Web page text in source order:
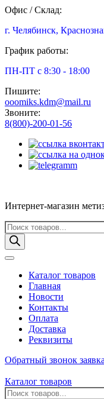
Офис / Склад:
г. Челябинск,
График работы:
ПН-ПТ с 8:30 - 18:00
Пишите:
ooomiks.kdm@mail.ru
Звоните:
8(800)-200-01-56
Интернет-магазин
Поиск
товаров
Каталог товаров
Главная
Новости
Контакты
Оплата
Доставка
Реквизиты
Обратный звонок
Каталог товаров
Поиск